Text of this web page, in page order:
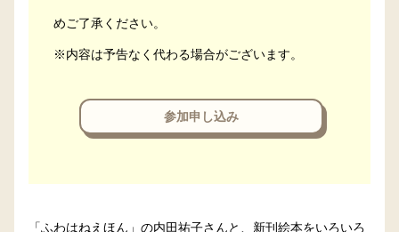
めご了承ください。
※内容は予告なく代わる場合がございます。
参加申し込み
「ふわはねえほん」の内田祐子さんと、新刊絵本をいろいろ